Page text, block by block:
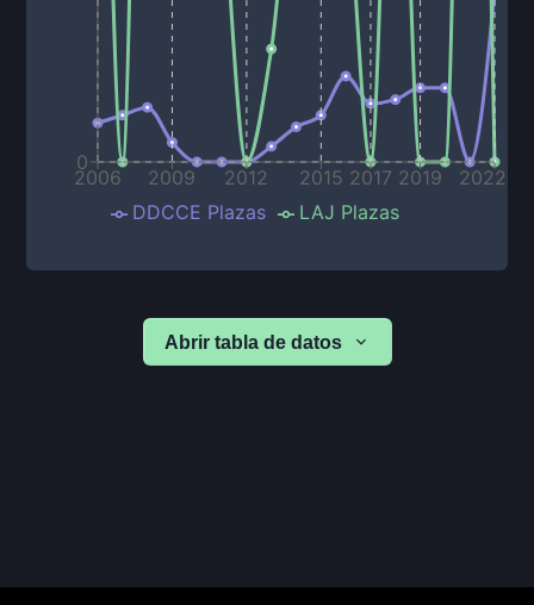
2006 2009 2012 2015 2017 2019 2022
0
DDCCE Plazas LAJ Plazas
Abrir tabla de datos